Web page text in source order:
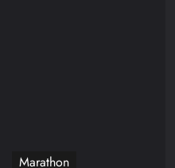
Marathon